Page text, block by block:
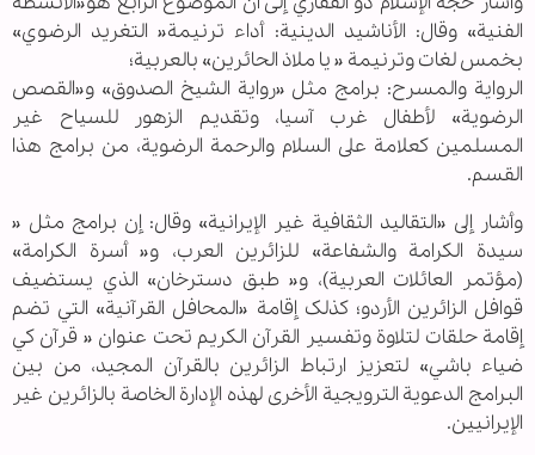
الفنية» وقال: الأناشيد الدينية: أداء ترنيمة« التغرید الرضوي»
بخمس لغات وترنيمة « یا ملاذ الحائرین» بالعربية؛
الرواية والمسرح: برامج مثل «رواية الشيخ الصدوق» و«القصص
الرضویة» لأطفال غرب آسيا، وتقديم الزهور للسياح غير
المسلمين كعلامة على السلام والرحمة الرضویة، من برامج هذا
القسم.
وأشار إلى «التقاليد الثقافية غير الإيرانية» وقال: إن برامج مثل «
سيدة الكرامة والشفاعة» للزائرین العرب، و« أسرة الكرامة»
(مؤتمر العائلات العربية)، و« طبق دسترخان» الذي يستضيف
قوافل الزائرین الأردو؛ کذلک إقامة «المحافل القرآنية» التي تضم
إقامة حلقات لتلاوة وتفسير القرآن الكريم تحت عنوان « قرآن كي
ضياء باشي» لتعزيز ارتباط الزائرین بالقرآن المجید، من بين
البرامج الدعویة الترويجية الأخرى لهذه الإدارة الخاصة بالزائرین غير
الإيرانيين.